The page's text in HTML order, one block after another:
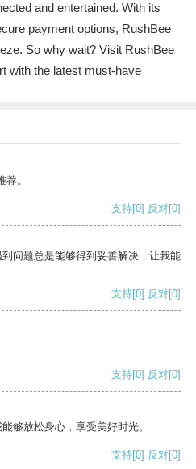
and entertained. With its
payment options, RushBee
So why wait? Visit RushBee
with the latest must-have
。
支持[0] 反对[0]
问题总是能够得到妥善解决，让我能
支持[0] 反对[0]
支持[0] 反对[0]
够放松身心，享受美好时光。
支持[0] 反对[0]